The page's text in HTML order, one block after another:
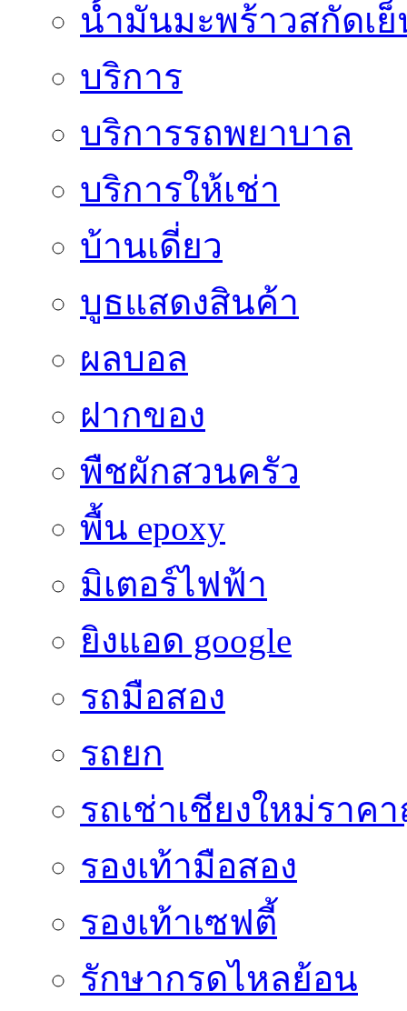
น้ำมันมะพร้าวสกัดเ
บริการ
บริการรถพยาบาล
บริการให้เช่า
บ้านเดี่ยว
บูธแสดงสินค้า
ผลบอล
ฝากของ
พืชผักสวนครัว
พื้น epoxy
มิเตอร์ไฟฟ้า
ยิงแอด google
รถมือสอง
รถยก
รถเช่าเชียงใหม่ราค
รองเท้ามือสอง
รองเท้าเซฟตี้
รักษากรดไหลย้อน